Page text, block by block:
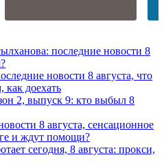
последние новости 8
новости 8 августа, что
как доехать
2, выпуск 9: кто выбыл 8
8 августа, сенсационное
и ждут помощи?
сегодня, 8 августа: прокси,